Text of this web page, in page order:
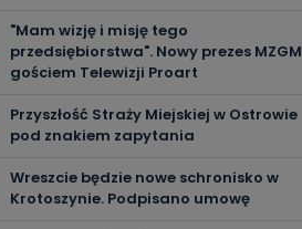
"Mam wizję i misję tego
przedsiębiorstwa". Nowy prezes MZGM
gościem Telewizji Proart
Przyszłość Straży Miejskiej w Ostrowie
pod znakiem zapytania
Wreszcie będzie nowe schronisko w
Krotoszynie. Podpisano umowę